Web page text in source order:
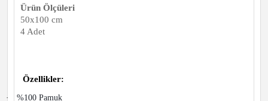
Ürün Ölçüleri
50x100 cm
4 Adet
Özellikler:
·
%100 Pamuk